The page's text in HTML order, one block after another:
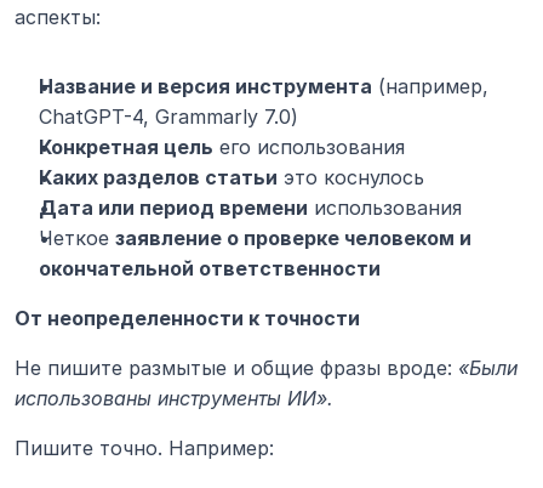
аспекты:
Название и версия инструмента (например,
ChatGPT-4, Grammarly 7.0)
Конкретная цель его использования
Каких разделов статьи это коснулось
Дата или период времени использования
Четкое заявление о проверке человеком и
окончательной ответственности
От неопределенности к точности
Не пишите размытые и общие фразы вроде: «Были
использованы инструменты ИИ».
Пишите точно. Например: